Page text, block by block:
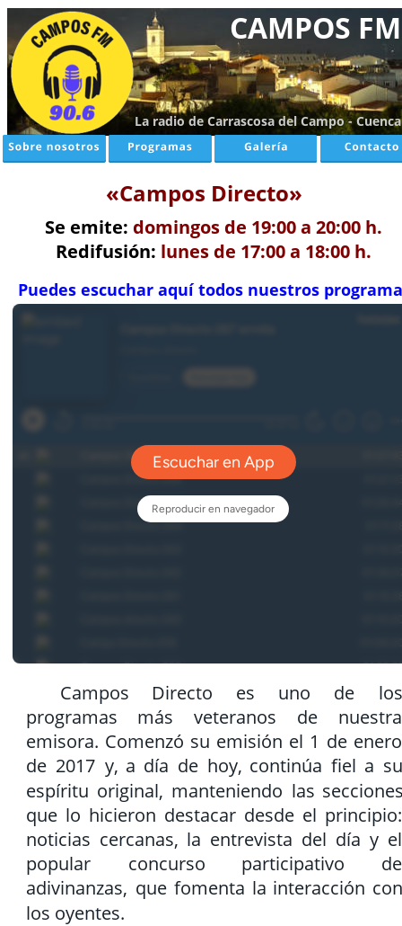
La radio de Carrascosa del Campo -
«Campos Directo»
Campos Directo es uno de
programas
más veteranos de
emisora. Comenzó su emisión el 1 de
de 2017 y, a día de hoy, continúa fiel a
espíritu original, manteniendo las
que lo hicieron destacar desde el
noticias cercanas, la entrevista del día y
popular
concurso participativo
adivinanzas, que fomenta la interacción
los oyentes.
CAMPOS FM
Se emite: domingos de 19:00 a 20:00 h.
Redifusión: lunes de 17:00 a 18:00 h.
Puedes escuchar aquí todos nuestros